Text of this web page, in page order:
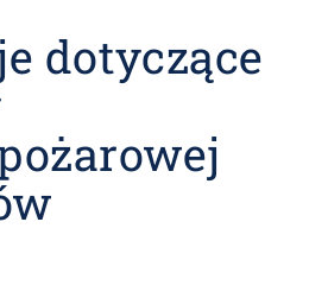
dotyczące